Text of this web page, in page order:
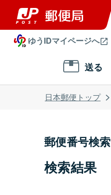
ゆうIDマイページへ
送る
日本郵便トップ
郵便番号検索
検索結果